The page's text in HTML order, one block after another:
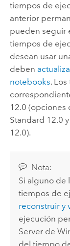
tiempos de
anterior
pueden seguir
tiempos de
desean usar
deben
notebooks.
12.0 (opciones
Standard 12.0 y
12.0).
Nota:
Si alguno de
tiempos de
reconstruir y
ejecución
Server de
del tiempo